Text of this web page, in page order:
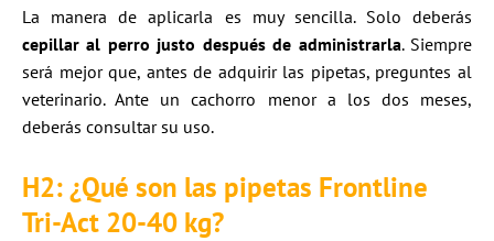
La manera de aplicarla es muy sencilla. Solo deberás
cepillar al perro justo después de administrarla. Siempre
será mejor que, antes de adquirir las pipetas, preguntes al
veterinario. Ante un cachorro menor a los dos meses,
deberás consultar su uso.
H2: ¿Qué son las pipetas Frontline
Tri-Act 20-40 kg?